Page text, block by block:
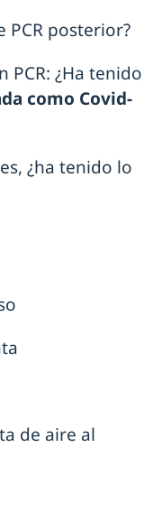
PCR posterior?
PCR: ¿Ha tenido
como Covid-
¿ha tenido lo
de aire al